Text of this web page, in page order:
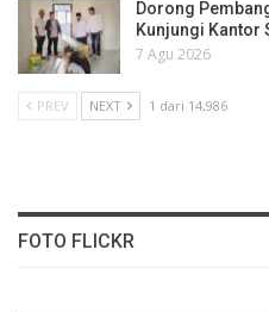
Dorong
Kunjungi Kantor
7 Agu 2026
PREV NEXT 1 dari 14,986
FOTO FLICKR